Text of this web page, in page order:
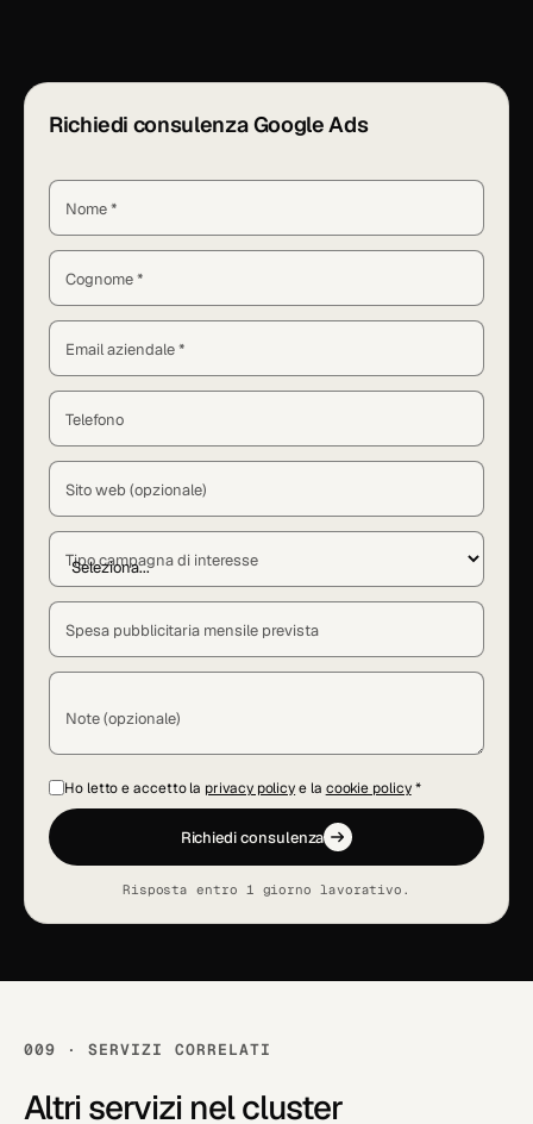
Richiedi consulenza Google Ads
Nome *
Cognome *
Email aziendale *
Telefono
Sito web (opzionale)
Tipo campagna di interesse
Spesa pubblicitaria mensile prevista
Note (opzionale)
Ho letto e accetto la privacy policye la cookie policy*
Richiedi consulenza
Risposta entro 1 giorno lavorativo.
009 · SERVIZI CORRELATI
Altri servizi nel cluster